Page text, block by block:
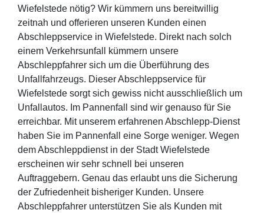
Wiefelstede nötig? Wir kümmern uns bereitwillig
zeitnah und offerieren unseren Kunden einen
Abschleppservice in Wiefelstede. Direkt nach solch
einem Verkehrsunfall kümmern unsere
Abschleppfahrer sich um die Überführung des
Unfallfahrzeugs. Dieser Abschleppservice für
Wiefelstede sorgt sich gewiss nicht ausschließlich um
Unfallautos. Im Pannenfall sind wir genauso für Sie
erreichbar. Mit unserem erfahrenen Abschlepp-Dienst
haben Sie im Pannenfall eine Sorge weniger. Wegen
dem Abschleppdienst in der Stadt Wiefelstede
erscheinen wir sehr schnell bei unseren
Auftraggebern. Genau das erlaubt uns die Sicherung
der Zufriedenheit bisheriger Kunden. Unsere
Abschleppfahrer unterstützen Sie als Kunden mit